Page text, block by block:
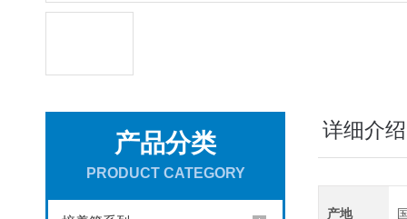
产品分类
PRODUCT CATEGORY
详细介绍
产地